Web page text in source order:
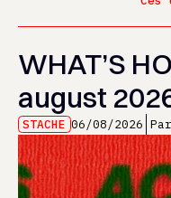
WHAT’S
august
STACHE 06/08/2026 Par